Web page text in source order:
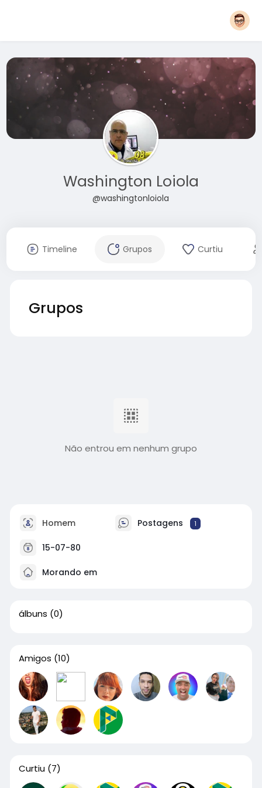
Washington Loiola
@washingtonloiola
Timeline Grupos Curtiu
Grupos
Não entrou em nenhum grupo
Homem Postagens 1
15-07-80
Morando em
álbuns (0)
Amigos (10)
Curtiu (7)